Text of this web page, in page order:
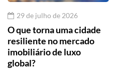
29 de julho de 2026
O que torna uma cidade
resiliente no mercado
imobiliário de luxo
global?